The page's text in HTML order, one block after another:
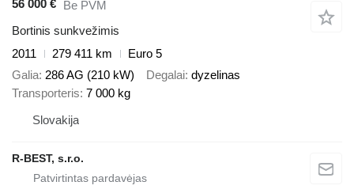
56 000 € Be PVM
Bortinis sunkvežimis
2011
279 411 km
Euro 5
Galia 286 AG (210 kW) Degalai dyzelinas
Transporteris 7 000 kg
Slovakija
R-BEST, s.r.o.